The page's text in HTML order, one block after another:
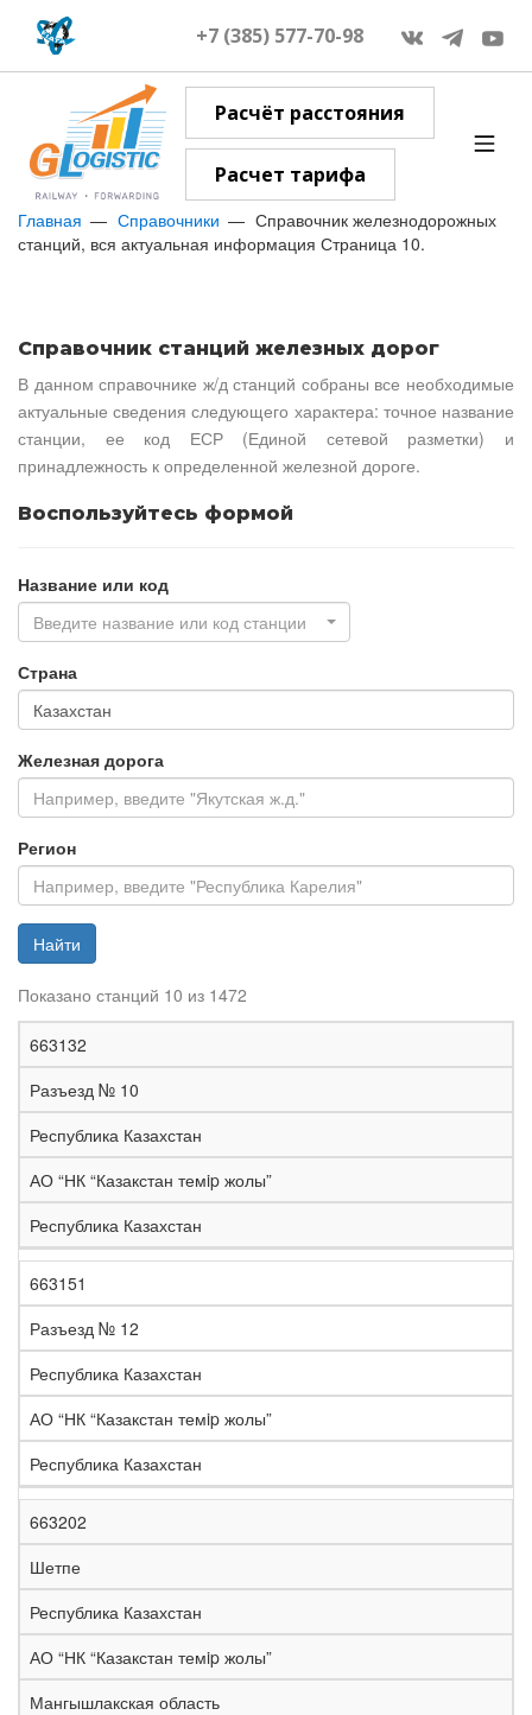
+7 (385) 577-70-98
Расчёт расстояния
Расчет тарифа
Главная Справочники
Справочник железнодорожных
станций, вся актуальная информация Страница 10.
Справочник станций железных дорог
В данном справочнике ж/д станций собраны все необходимые
актуальные сведения следующего характера: точное название
станции, ее код ЕСР (Единой сетевой разметки) и
принадлежность к определенной железной дороге.
Воспользуйтесь формой
Название или код
Введите название или код станции
Страна
Железная дорога
Регион
Найти
Показано станций 10 из 1472
К
о
д
Н
а
з
в
а
н
и
е
С
т
а
н
а
е
л
е
з
н
а
я
д
о
о
г
а
Р
е
и
н
663132
Разъезд № 10
Республика Казахстан
АО “НК “Казакстан темip жолы”
Республика Казахстан
663151
Разъезд № 12
Республика Казахстан
АО “НК “Казакстан темip жолы”
Республика Казахстан
663202
Шетпе
Республика Казахстан
АО “НК “Казакстан темip жолы”
Мангышлакская область